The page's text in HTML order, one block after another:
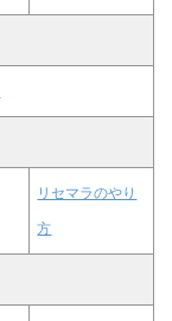
リセマラのやり
方